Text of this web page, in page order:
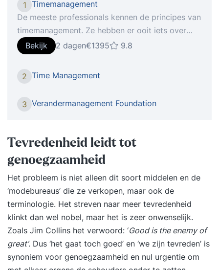
1 Timemanagement
De meeste professionals kennen de principes van
timemanagement. Ze hebben er ooit iets over
gelezen of zelfs een training gevolgd. Toch
vervallen velen na korte tijd weer in hun oude
werkpatronen. De reden? Ze richten zich op trucs
en tools in plaats van op gedrag. In de training
doen, maar ontdek je hoe jíj omgaat met tijd,
gedragspatronen en leert hoe je vanuit
bewustzijn structureel effectiever wordt. Een
praktische training die direct resultaat oplevert in
je werk én in je energie. Iets voor jou De training
‘Timemanagement’ is bedoeld voor professionals
die meer rendement, voldoening en focus uit hun
werkdag willen halen. Wat deze tweedaagse
training uniek maakt In de training
‘Timemanagement’ worden gedragspsychologie,
effectiviteitstechnieken en leiderschapsprincipes
Bekijk 2 dagen€1395 9.8
2 Time Management
3 Verandermanagement Foundation
Tevredenheid leidt tot
genoegzaamheid
Het probleem is niet alleen dit soort middelen en de
‘modebureaus’ die ze verkopen, maar ook de
terminologie. Het streven naar meer tevredenheid
klinkt dan wel nobel, maar het is zeer onwenselijk.
Zoals Jim Collins het verwoord: ‘Good is the enemy of
great’. Dus ‘het gaat toch goed’ en ‘we zijn tevreden’ is
synoniem voor genoegzaamheid en nul urgentie om